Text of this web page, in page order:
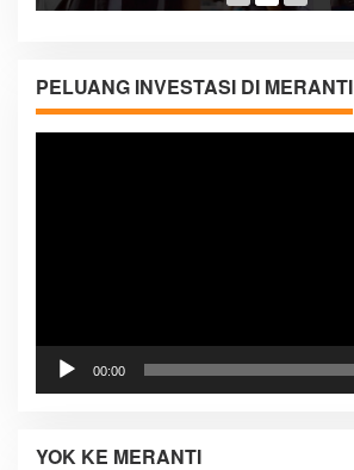
PELUANG INVESTASI DI MERANTI
00:00
YOK KE MERANTI